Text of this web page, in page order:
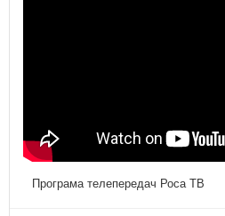
Програма телепередач Роса ТВ